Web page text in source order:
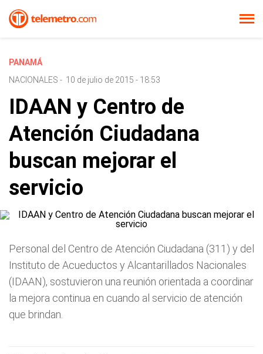
PANAMÁ
NACIONALES - 10 de julio de 2015 - 18:53
IDAAN y Centro de
Atención Ciudadana
buscan mejorar el
servicio
Personal del Centro de Atención Ciudadana (311) y del
Instituto de Acueductos y Alcantarillados Nacionales
(IDAAN), sostuvieron una reunión orientada a coordinar
la mejora continua en cuando al servicio de atención
que brindan.